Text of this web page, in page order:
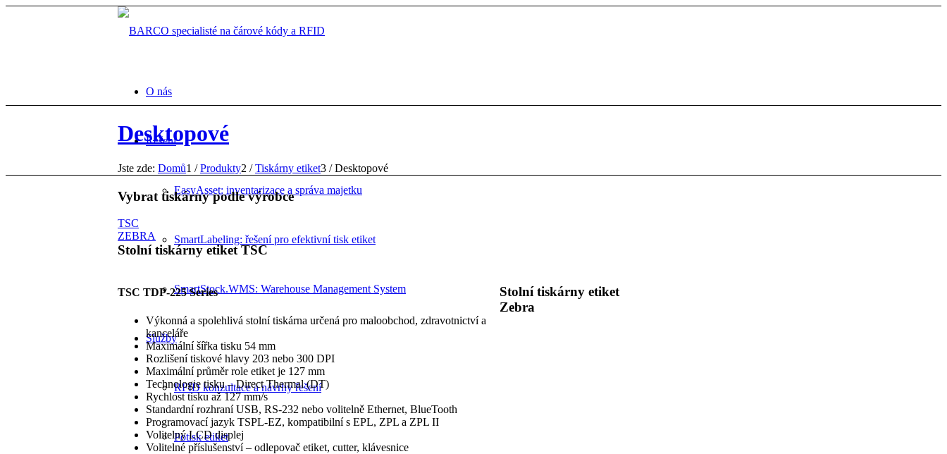
O nás
Řešení
EasyAsset: inventarizace a správa majetku
SmartLabeling: řešení pro efektivní tisk etiket
SmartStock.WMS: Warehouse Management System
Služby
RFID konzultace a návrhy řešení
Potisk etiket
Desktopové
Jste zde: Domů1 / Produkty2 / Tiskárny etiket3 / Desktopové
Vybrat tiskárny podle výrobce
TSC
ZEBRA
Stolní tiskárny etiket TSC
TSC TDP-225 Series
Výkonná a spolehlivá stolní tiskárna určená pro maloobchod, zdravotnictví a
kanceláře
Maximální šířka tisku 54 mm
Rozlišení tiskové hlavy 203 nebo 300 DPI
Maximální průměr role etiket je 127 mm
Technologie tisku – Direct Thermal (DT)
Rychlost tisku až 127 mm/s
Standardní rozhraní USB, RS-232 nebo volitelně Ethernet, BlueTooth
Programovací jazyk TSPL-EZ, kompatibilní s EPL, ZPL a ZPL II
Volitelný LCD displej
Volitelné příslušenství – odlepovač etiket, cutter, klávesnice
Stolní tiskárny etiket
Zebra